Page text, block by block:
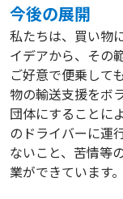
今後の展開
私たちは、買い物
イデアから、その
ご好意で便乗して
物の輸送支援をボ
団体にすることに
のドライバーに運
ないこと、苦情等
業ができています。